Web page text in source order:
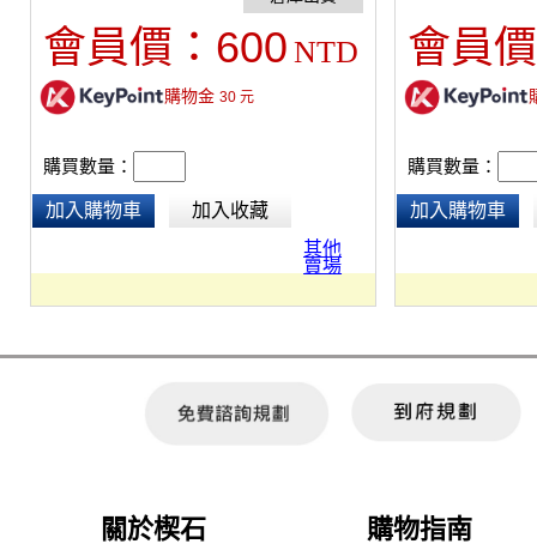
色防風片5入、黑色防風片5入、背膠貼片30
入。
會員價： 600 NTD
購物金 30元
購買數量：
加入購物車
加入收藏
其他
賣場
有麥克風隱藏用
會員
購買數量：
加入購物車
關於楔石 購物指南